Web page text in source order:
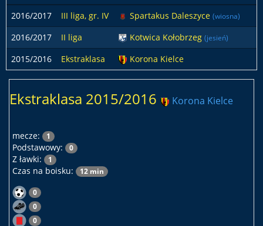
2016/2017
III liga, gr. IV Spartakus Daleszyce (wiosna)
2016/2017
II liga Kotwica Kołobrzeg (jesień)
2015/2016
Ekstraklasa Korona Kielce
Ekstraklasa 2015/2016 Korona Kielce
mecze: 1
Podstawowy: 0
Z ławki: 1
Czas na boisku: 12 min
0
0
0